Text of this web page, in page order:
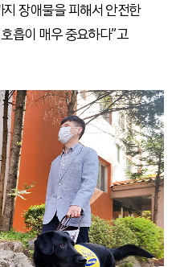
장애물을 피해서 안전한
흡이 매우 중요하다”고